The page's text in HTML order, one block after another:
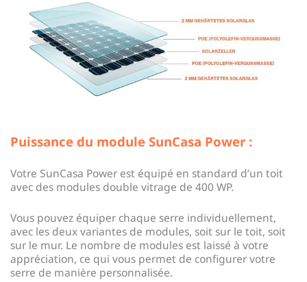
Puissance du module SunCasa Power :
Votre SunCasa Power est équipé en standard d’un toit
avec des modules double vitrage de 400 WP.
Vous pouvez équiper chaque serre individuellement,
avec les deux variantes de modules, soit sur le toit, soit
sur le mur. Le nombre de modules est laissé à votre
appréciation, ce qui vous permet de configurer votre
serre de manière personnalisée.